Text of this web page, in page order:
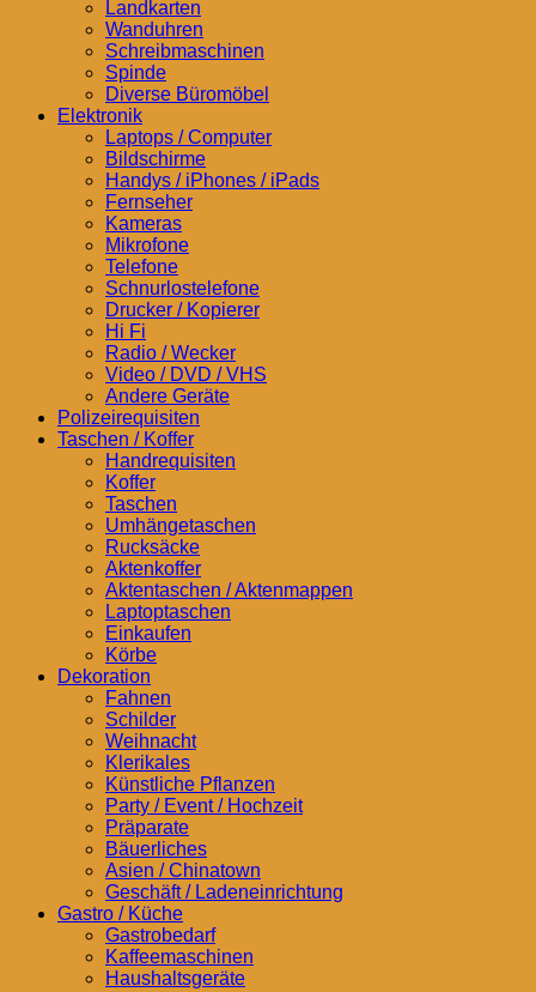
Landkarten
Wanduhren
Schreibmaschinen
Spinde
Diverse Büromöbel
Elektronik
Laptops / Computer
Bildschirme
Handys / iPhones / iPads
Fernseher
Kameras
Mikrofone
Telefone
Schnurlostelefone
Drucker / Kopierer
Hi Fi
Radio / Wecker
Video / DVD / VHS
Andere Geräte
Polizeirequisiten
Taschen / Koffer
Handrequisiten
Koffer
Taschen
Umhängetaschen
Rucksäcke
Aktenkoffer
Aktentaschen / Aktenmappen
Laptoptaschen
Einkaufen
Körbe
Dekoration
Fahnen
Schilder
Weihnacht
Klerikales
Künstliche Pflanzen
Party / Event / Hochzeit
Präparate
Bäuerliches
Asien / Chinatown
Geschäft / Ladeneinrichtung
Gastro / Küche
Gastrobedarf
Kaffeemaschinen
Haushaltsgeräte